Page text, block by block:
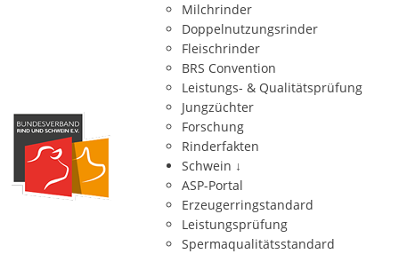
Milchrinder
Doppelnutzungsrinder
Fleischrinder
BRS Convention
Leistungs- & Qualitätsprüfung
Jungzüchter
Forschung
Rinderfakten
Schwein ↓
ASP-Portal
Erzeugerringstandard
Leistungsprüfung
Spermaqualitätsstandard